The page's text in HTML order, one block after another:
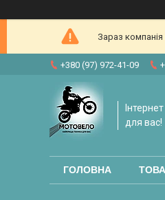
Зараз
+380 (97) 972-41-09
для вас!
ГОЛОВНА